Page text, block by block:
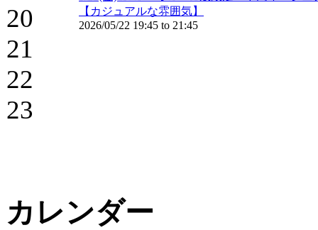
20
21
22
23
【カジュアルな雰囲気】
2026/05/22 19:45 to 21:45
カレンダー